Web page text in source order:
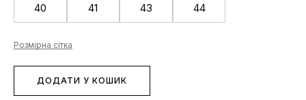
40 41 43 44
Розмірна сітка
ДОДАТИ У КОШИК